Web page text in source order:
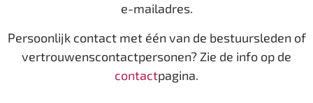
e-mailadres.
Persoonlijk contact met één van de bestuursleden of
vertrouwenscontactpersonen? Zie de info op de
contactpagina.